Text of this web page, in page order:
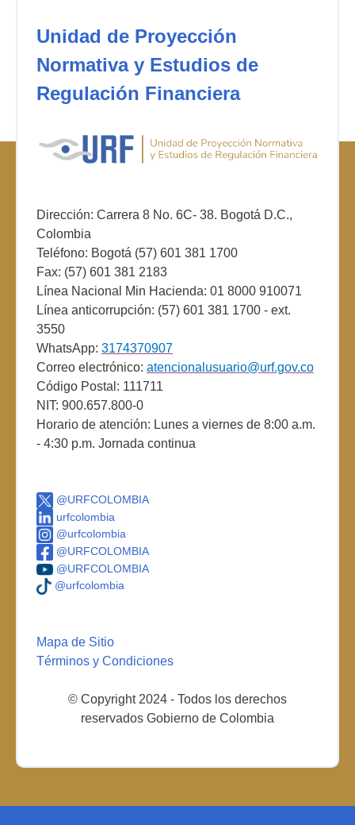
Unidad de Proyección
Normativa y Estudios de
Regulación Financiera
Dirección: Carrera 8 No. 6C- 38. Bogotá D.C.,
Colombia
Teléfono: Bogotá (57) 601 381 1700
Fax: (57) 601 381 2183
Línea Nacional Min Hacienda: 01 8000 910071
Línea anticorrupción: (57) 601 381 1700 - ext.
3550
WhatsApp: 3174370907
Correo electrónico: atencionalusuario@urf.gov.co
Código Postal: 111711
NIT: 900.657.800-0
Horario de atención: Lunes a viernes de 8:00 a.m.
- 4:30 p.m. Jornada continua
@URFCOLOMBIA
urfcolombia
@urfcolombia
@URFCOLOMBIA
@URFCOLOMBIA
@urfcolombia
Mapa de Sitio
Términos y Condiciones
© Copyright 2024 - Todos los derechos
reservados Gobierno de Colombia